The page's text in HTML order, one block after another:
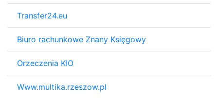
Transfer24.eu
Biuro rachunkowe Znany Księgowy
Orzeczenia KIO
Www.multika.rzeszow.pl